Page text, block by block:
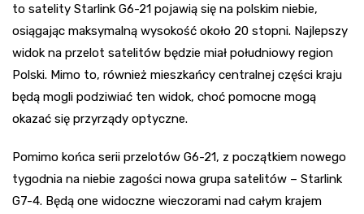
to satelity Starlink G6-21 pojawią się na polskim niebie,
osiągając maksymalną wysokość około 20 stopni. Najlepszy
widok na przelot satelitów będzie miał południowy region
Polski. Mimo to, również mieszkańcy centralnej części kraju
będą mogli podziwiać ten widok, choć pomocne mogą
okazać się przyrządy optyczne.
Pomimo końca serii przelotów G6-21, z początkiem nowego
tygodnia na niebie zagości nowa grupa satelitów – Starlink
G7-4. Będą one widoczne wieczorami nad całym krajem